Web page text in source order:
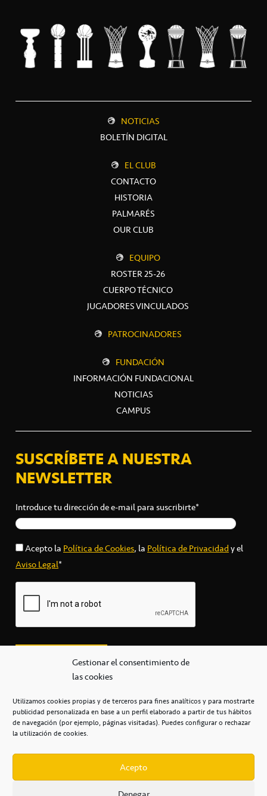
Gestionar el consentimiento de
las cookies
Utilizamos cookies propias y de terceros para fines analíticos y para mostrarte
publicidad personalizada en base a un perfil elaborado a partir de tus hábitos
de navegación (por ejemplo, páginas visitadas). Puedes configurar o rechazar
la utilización de cookies.
Acepto
NOTICIAS
BOLETÍN DIGITAL
EL CLUB
CONTACTO
HISTORIA
PALMARÉS
OUR CLUB
EQUIPO
ROSTER 25-26
CUERPO TÉCNICO
JUGADORES VINCULADOS
PATROCINADORES
FUNDACIÓN
INFORMACIÓN FUNDACIONAL
NOTICIAS
CAMPUS
SUSCRÍBETE A NUESTRA
NEWSLETTER
Introduce tu dirección de e-mail para suscribirte*
Acepto laPolítica de Cookies, laPolítica de Privacidady el
Aviso Legal*
secretaria@cbcanarias.es
+34 922 253 684
Casa del Deporte / 38108 – La Laguna